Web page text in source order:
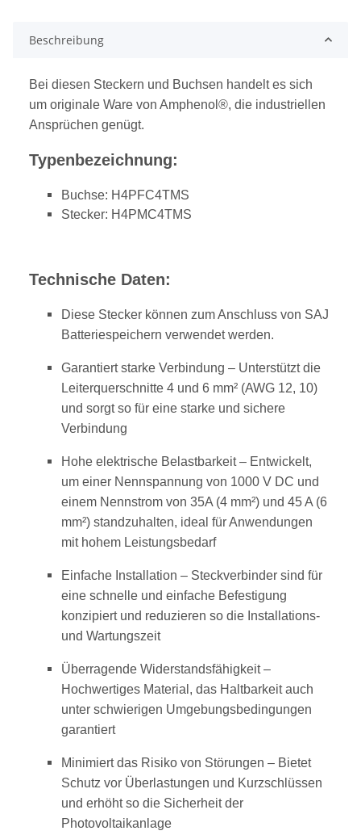
Beschreibung
Bei diesen Steckern und Buchsen handelt es sich
um originale Ware von Amphenol®, die industriellen
Ansprüchen genügt.
Typenbezeichnung:
Buchse: H4PFC4TMS
Stecker: H4PMC4TMS
Technische Daten:
Diese Stecker können zum Anschluss von SAJ
Batteriespeichern verwendet werden.
Garantiert starke Verbindung – Unterstützt die
Leiterquerschnitte 4 und 6 mm² (AWG 12, 10)
und sorgt so für eine starke und sichere
Verbindung
Hohe elektrische Belastbarkeit – Entwickelt,
um einer Nennspannung von 1000 V DC und
einem Nennstrom von 35A (4 mm²) und 45 A (6
mm²) standzuhalten, ideal für Anwendungen
mit hohem Leistungsbedarf
Einfache Installation – Steckverbinder sind für
eine schnelle und einfache Befestigung
konzipiert und reduzieren so die Installations-
und Wartungszeit
Überragende Widerstandsfähigkeit –
Hochwertiges Material, das Haltbarkeit auch
unter schwierigen Umgebungsbedingungen
garantiert
Minimiert das Risiko von Störungen – Bietet
Schutz vor Überlastungen und Kurzschlüssen
und erhöht so die Sicherheit der
Photovoltaikanlage